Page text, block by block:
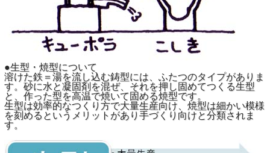
●生型・焼型について
溶けた鉄＝湯を流し込む鋳型には、ふたつのタイプがありま
す。砂に水と凝固剤を混ぜ、それを押し固めてつくる生型
と、作った型を高温で焼いて固める焼型です。
生型は効率的なつくり方で大量生産向け、焼型は細かい模様
を刻めるというメリットがあり手づくり向けと分類されま
す。